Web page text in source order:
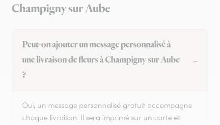
Champigny sur Aube
Peut-on ajouter un message personnalisé à
une livraison de fleurs à Champigny sur Aube
?
Oui, un message personnalisé gratuit accompagne
chaque livraison. Il sera imprimé sur un carte et